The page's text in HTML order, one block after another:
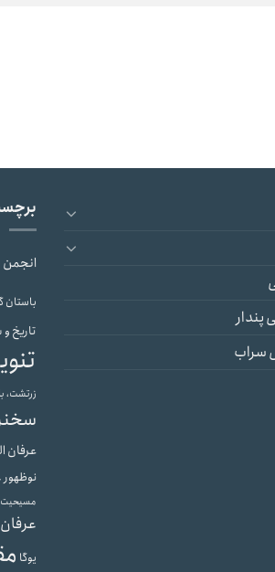
پندار
سراب
باستان
تاریخ
زرتشت،
عرفان
نوظهور
مسیحیت
یوگا